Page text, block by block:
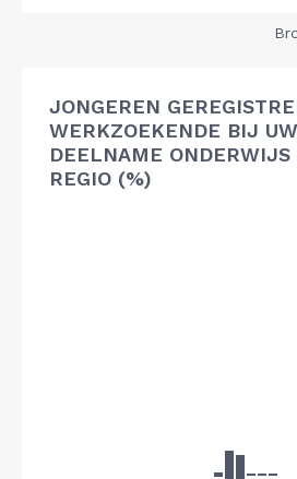
JONGEREN
WERKZOEKENDE BIJ
DEELNAME ONDERWIJS
REGIO (%)